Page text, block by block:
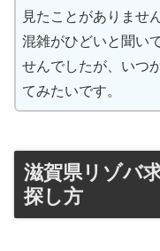
見たことがありません
混雑がひどいと聞い
せんでしたが、いつ
てみたいです。
滋賀県リゾバ
探し方